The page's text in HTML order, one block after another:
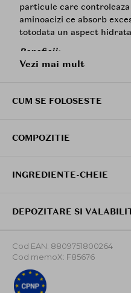
particule care
aminoacizi ce absorb
totodata un aspect
Beneficii:
eficient productia de
Estomparea porilor
aglomera.
reziduuri.
neted si catifelat.
Ingrijirea pielii terne
ingrediente care
imbunatatirea
Vezi mai mult
CUM SE FOLOSESTE
COMPOZITIE
INGREDIENTE-CHEIE
DEPOZITARE SI
Cod EAN: 8809751800264
Cod memoX: F85676